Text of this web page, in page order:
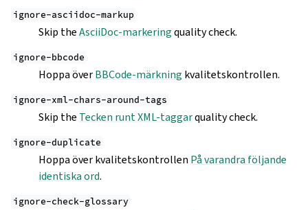
ignore-asciidoc-markup
Skip theAsciiDoc-markeringquality check.
ignore-bbcode
Hoppa överBBCode-märkning kvalitetskontrollen.
ignore-xml-chars-around-tags
Skip the Tecken runt XML-taggarquality check.
ignore-duplicate
Hoppa över kvalitetskontrollen På varandra följande
identiska ord.
ignore-check-glossary